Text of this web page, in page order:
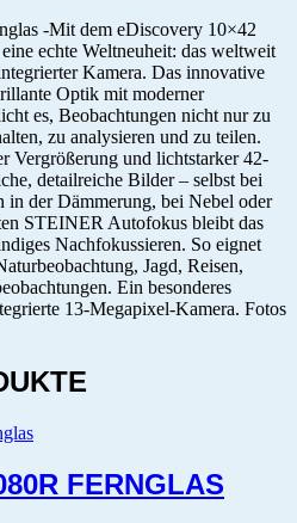
-Mit dem eDiscovery 10×42
echte Weltneuheit: das weltweit
Kamera. Das innovative
Optik mit moderner
es, Beobachtungen nicht nur zu
zu analysieren und zu teilen.
Vergrößerung und lichtstarker 42-
detailreiche Bilder – selbst bei
in der Dämmerung, bei Nebel oder
STEINER Autofokus bleibt das
Nachfokussieren. So eignet
Jagd, Reisen,
Ein besonderes
13-Megapixel-Kamera. Fotos
FERNGLAS